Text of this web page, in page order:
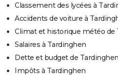
Classement des lycées à
Accidents de voiture à
Climat et historique météo de
Salaires à Tardinghen
Dette et budget de Tardinghen
Impôts à Tardinghen